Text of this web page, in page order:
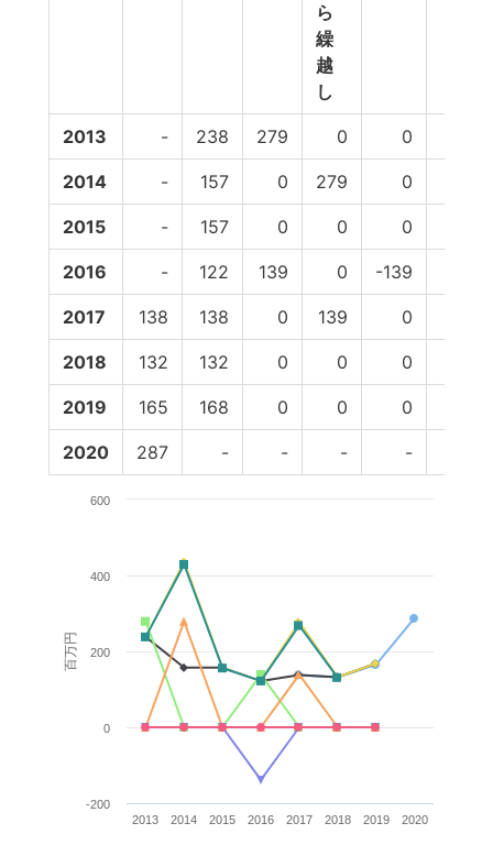
ら
繰
越
し
2013 - 238 279 0 0
2014 - 157 0 279 0
2015 - 157 0 0 0
2016 - 122 139 0 -139
2017 138 138 0 139 0
2018 132 132 0 0 0
2019 165 168 0 0 0
2020 287 - - - -
百万円
2013 2014 2015 2016 2017 2018 2019 2020
-200
0
200
400
600